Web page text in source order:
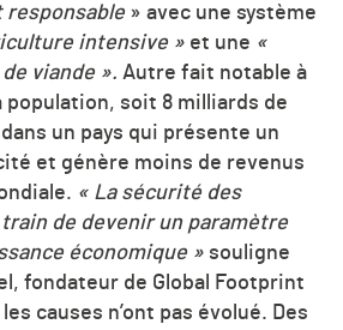
» avec une système
intensive » et une «
viande ». Autre fait notable à
population, soit 8 milliards de
un pays qui présente un
et génère moins de revenus
« La sécurité des
de devenir un paramètre
économique » souligne
fondateur de Global Footprint
causes n’ont pas évolué. Des